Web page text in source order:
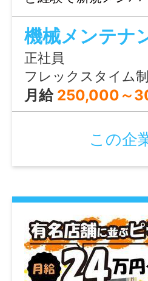
昇給あり
通勤手当あり(全額支
家族手当あり(5,000
その他手当あり(残業
加入保険等
社会保険完備（雇
マイカー通勤
時間外
ほぼ残業なし（月平
機械メンテナ
正社員
フレックスタイム制（作業は08:00
月給 250,000～
この企